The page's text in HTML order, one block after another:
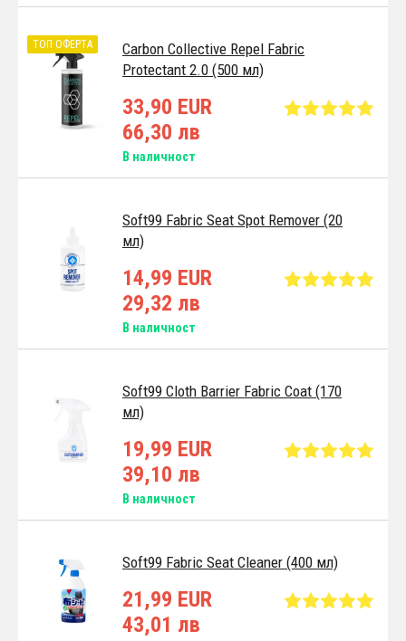
Carbon Collective Repel Fabric
Protectant 2.0 (500 мл)
ТОП ОФЕРТА
33,90 EUR
66,30 лв
В наличност
Soft99 Fabric Seat Spot Remover (20
мл)
14,99 EUR
29,32 лв
В наличност
Soft99 Cloth Barrier Fabric Coat (170
мл)
19,99 EUR
39,10 лв
В наличност
Soft99 Fabric Seat Cleaner (400 мл)
21,99 EUR
43,01 лв